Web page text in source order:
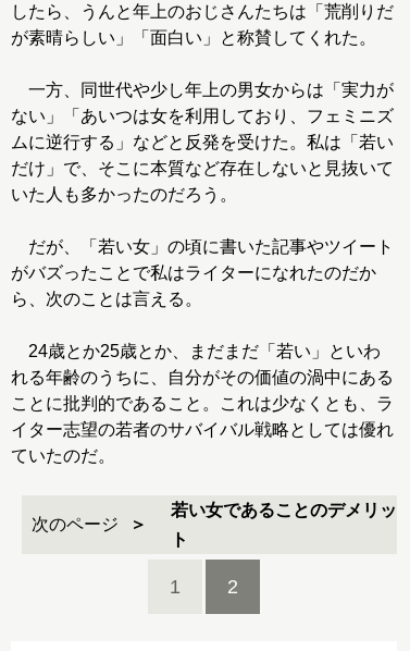
したら、うんと年上のおじさんたちは「荒削りだ
が素晴らしい」「面白い」と称賛してくれた。
一方、同世代や少し年上の男女からは「実力が
ない」「あいつは女を利用しており、フェミニズ
ムに逆行する」などと反発を受けた。私は「若い
だけ」で、そこに本質など存在しないと見抜いて
いた人も多かったのだろう。
だが、「若い女」の頃に書いた記事やツイート
がバズったことで私はライターになれたのだか
ら、次のことは言える。
24歳とか25歳とか、まだまだ「若い」といわ
れる年齢のうちに、自分がその価値の渦中にある
ことに批判的であること。これは少なくとも、ラ
イター志望の若者のサバイバル戦略としては優れ
ていたのだ。
次のページ
若い女であることのデメリッ
ト
1 2